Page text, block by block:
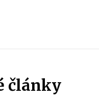
články